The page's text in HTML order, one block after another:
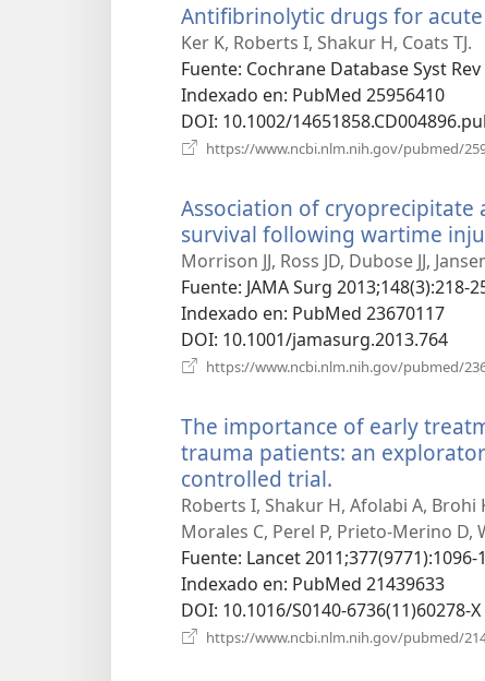
Antifibrinolytic drugs for
Ker K, Roberts I, Shakur H, Coats TJ.
Fuente‎: Cochrane Database Syst
Indexado en‎: PubMed 25956410
DOI‎: 10.1002/
https://www.ncbi.nlm.nih.gov/pubmed/
Association of
survival following wartime
Morrison JJ, Ross JD, Dubose JJ,
Fuente‎: JAMA Surg 2013;148(3):218-
Indexado en‎: PubMed 23670117
DOI‎: 10.1001/jamasurg.2013.764
https://www.ncbi.nlm.nih.gov/pubmed/
The importance of early
trauma patients: an
controlled trial.
una
nueva
ventana)
Roberts I, Shakur H, Afolabi A, Brohi
Morales C, Perel P, Prieto-Merino D,
Fuente‎: Lancet 2011;377(9771):1096-
Indexado en‎: PubMed 21439633
DOI‎: 10.1016/S0140-6736(11)60278-X
https://www.ncbi.nlm.nih.gov/pubmed/